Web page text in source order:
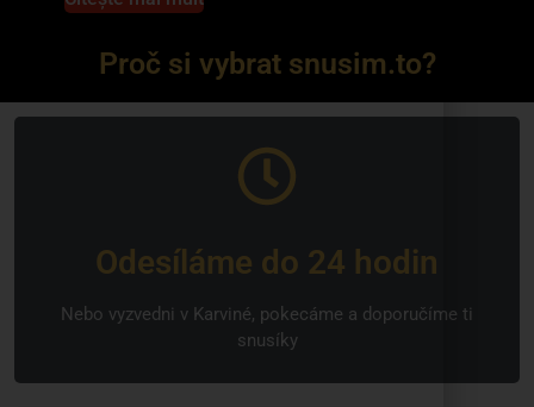
Proč si vybrat snusim.to?
Odesíláme do 24 hodin
Nebo vyzvedni v Karviné, pokecáme a doporučíme ti
snusíky